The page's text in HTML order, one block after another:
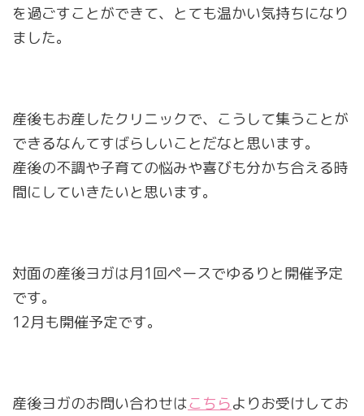
を過ごすことができて、とても温かい気持ちになり
ました。
産後もお産したクリニックで、こうして集うことが
できるなんてすばらしいことだなと思います。
産後の不調や子育ての悩みや喜びも分かち合える時
間にしていきたいと思います。
対面の産後ヨガは月1回ペースでゆるりと開催予定
です。
12月も開催予定です。
産後ヨガのお問い合わせはこちらよりお受けしてお